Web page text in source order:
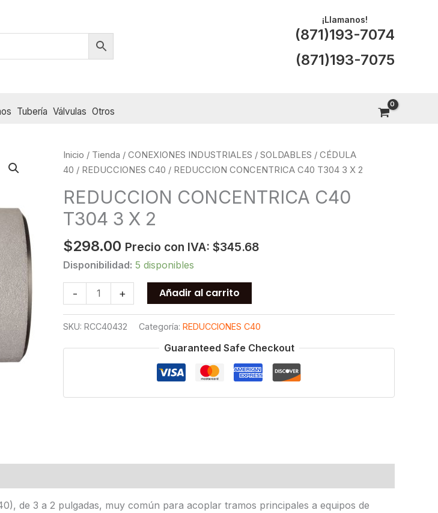
¡Llamanos!
(871)193-7074
(871)193-7075
Tubería Válvulas Otros
Inicio / Tienda / CONEXIONES INDUSTRIALES / SOLDABLES / CÉDULA
40 / REDUCCIONES C40 / REDUCCION CONCENTRICA C40 T304 3 X 2
REDUCCION CONCENTRICA C40
T304 3 X 2
$298.00 Precio con IVA: $345.68
Disponibilidad: 5 disponibles
-
REDUCCION
CONCENTRICA
3
cantidad
+ Añadir al carrito
SKU: RCC40432 Categoría: REDUCCIONES C40
Guaranteed Safe Checkout
de 3 a 2 pulgadas, muy común para acoplar tramos principales a equipos de